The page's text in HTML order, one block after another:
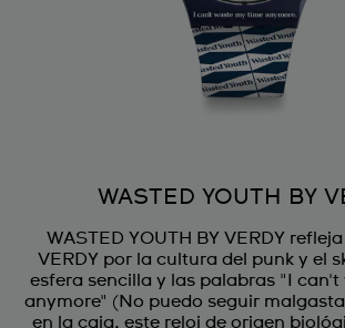
WASTED YOUTH BY
WASTED YOUTH BY VERDY
VERDY por la cultura del punk y el
esfera sencilla y las palabras "I can't
anymore" (No puedo seguir
en la caja, este reloj de origen